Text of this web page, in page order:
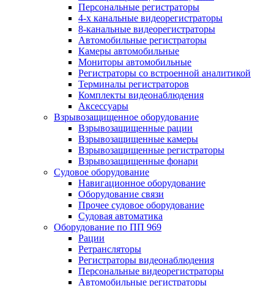
Персональные регистраторы
4-х канальные видеорегистраторы
8-канальные видеорегистраторы
Автомобильные регистраторы
Камеры автомобильные
Мониторы автомобильные
Регистраторы со встроенной аналитикой
Терминалы регистраторов
Комплекты видеонаблюдения
Аксессуары
Взрывозащищенное оборудование
Взрывозащищенные рации
Взрывозащищенные камеры
Взрывозащищенные регистраторы
Взрывозащищенные фонари
Судовое оборудование
Навигационное оборудование
Оборудование связи
Прочее судовое оборудование
Судовая автоматика
Оборудование по ПП 969
Рации
Ретрансляторы
Регистраторы видеонаблюдения
Персональные видеорегистраторы
Автомобильные регистраторы